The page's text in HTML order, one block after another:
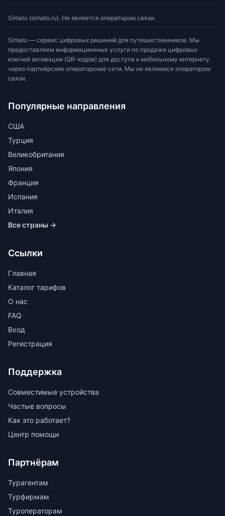
Simato (simato.ru). Не является оператором связи.
Simato — сервис цифровых решений для путешественников. Мы
предоставляем информационные услуги по продаже цифровых
ключей активации (QR-кодов) для доступа к мобильному интернету
через партнёрские операторские сети. Мы не являемся оператором
связи.
Популярные направления
США
Турция
Великобритания
Япония
Франция
Испания
Италия
Все страны →
Ссылки
Главная
Каталог тарифов
О нас
FAQ
Вход
Регистрация
Поддержка
Совместимые устройства
Частые вопросы
Как это работает?
Центр помощи
Партнёрам
Турагентам
Турфирмам
Туроператорам